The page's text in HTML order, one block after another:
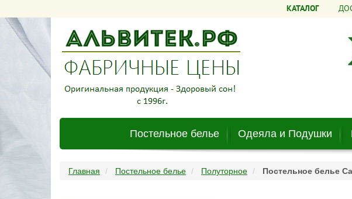
КАТАЛОГ
Постельное белье Одеяла и Подушки
Главная Постельное белье Полуторное Постельное белье